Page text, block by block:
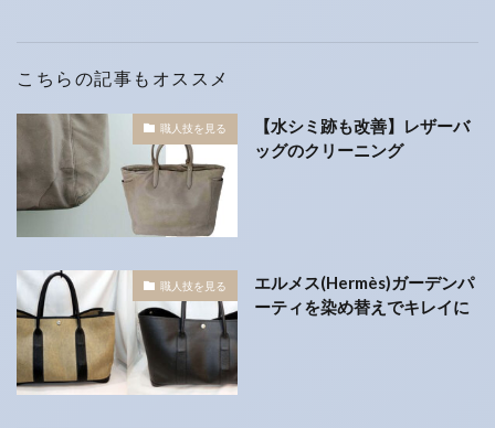
こちらの記事もオススメ
職人技を見る
【水シミ跡も改善】レザーバ
ッグのクリーニング
職人技を見る
エルメス(Hermès)ガーデンパ
ーティを染め替えでキレイに